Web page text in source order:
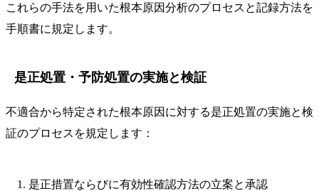
これらの手法を用いた根本原因分析のプロセスと記録方法を
手順書に規定します。
是正処置・予防処置の実施と検証
不適合から特定された根本原因に対する是正処置の実施と検
証のプロセスを規定します：
是正措置ならびに有効性確認方法の立案と承認